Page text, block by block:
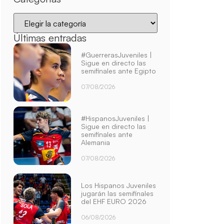
Últimas entradas
#GuerrerasJuveniles |
Sigue en directo las
semifinales ante Egipto
07/08/2026
#HispanosJuveniles |
Sigue en directo las
semifinales ante
Alemania
07/08/2026
Los Hispanos Juveniles
jugarán las semifinales
del EHF EURO 2026
06/08/2026